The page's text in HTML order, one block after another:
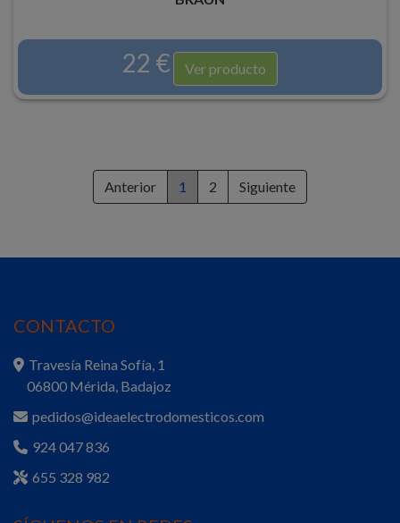
22 € Ver producto
Anterior 1 2 Siguiente
CONTACTO
Travesía Reina Sofía, 1
06800 Mérida, Badajoz
pedidos@ideaelectrodomesticos.com
924 047 836
655 328 982